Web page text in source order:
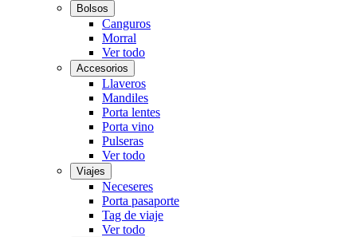
Bolsos
Canguros
Morral
Ver todo
Accesorios
Llaveros
Mandiles
Porta lentes
Porta vino
Pulseras
Ver todo
Viajes
Neceseres
Porta pasaporte
Tag de viaje
Ver todo